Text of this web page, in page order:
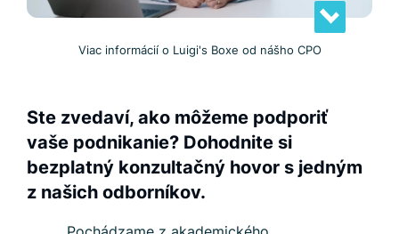
Viac informácií o Luigi's Boxe od nášho CPO
Ste zvedaví, ako môžeme podporiť
vaše podnikanie? Dohodnite si
bezplatný konzultačný hovor s jedným
z našich odborníkov.